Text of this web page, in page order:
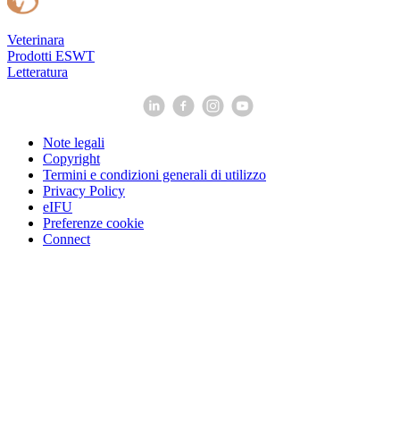
Veterinara
Prodotti ESWT
Letteratura
Note legali
Copyright
Termini e condizioni generali di utilizzo
Privacy Policy
eIFU
Preferenze cookie
Connect